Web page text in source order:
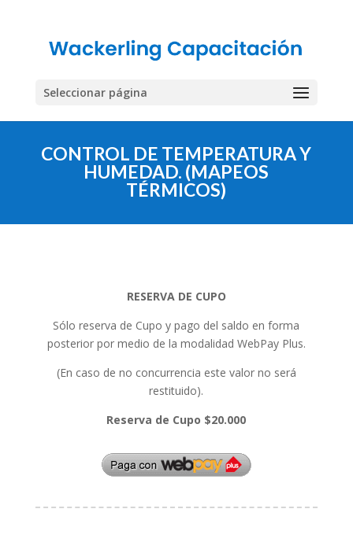
Seleccionar página
CONTROL DE TEMPERATURA Y
HUMEDAD. (MAPEOS
TÉRMICOS)
RESERVA DE CUPO
Sólo reserva de Cupo y pago del saldo en forma
posterior por medio de la modalidad WebPay Plus.
(En caso de no concurrencia este valor no será
restituido).
Reserva de Cupo $20.000